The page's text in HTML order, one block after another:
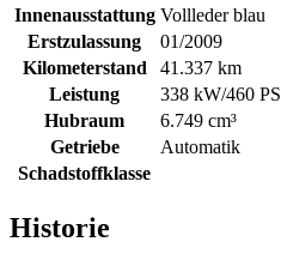
Innenausstattung Vollleder blau
Erstzulassung
01/2009
Kilometerstand
41.337 km
Leistung
338 kW/460 PS
Hubraum
6.749 cm³
Getriebe
Automatik
Schadstoffklasse
Historie